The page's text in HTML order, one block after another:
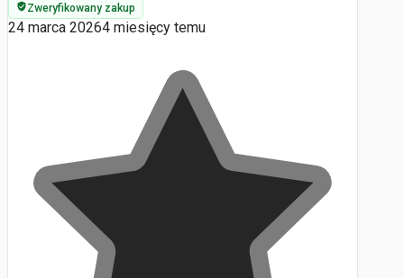
Zweryfikowany zakup
24 marca 20264 miesięcy temu